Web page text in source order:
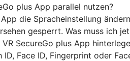
plus App parallel nutzen?
die Spracheinstellung
gesperrt. Was muss ich
SecureGo plus App
Face ID, Fingerprint oder